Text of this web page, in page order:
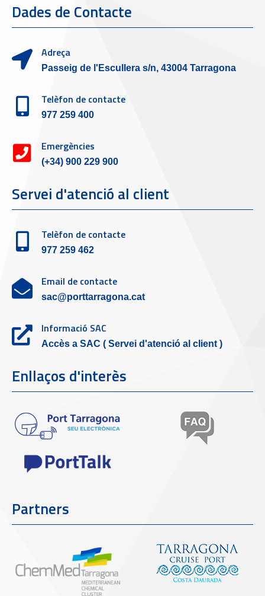
Dades de Contacte
Adreça
Passeig de l'Escullera s/n, 43004 Tarragona
Telèfon de contacte
977 259 400
Emergències
(+34) 900 229 900
Servei d'atenció al client
Telèfon de contacte
977 259 462
Email de contacte
sac@porttarragona.cat
Informació SAC
Accès a SAC ( Servei d'atenció al client )
Enllaços d'interès
Partners